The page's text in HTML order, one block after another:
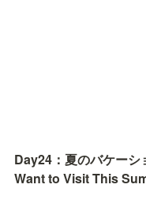
Day24：夏のバケー
Want to Visit This